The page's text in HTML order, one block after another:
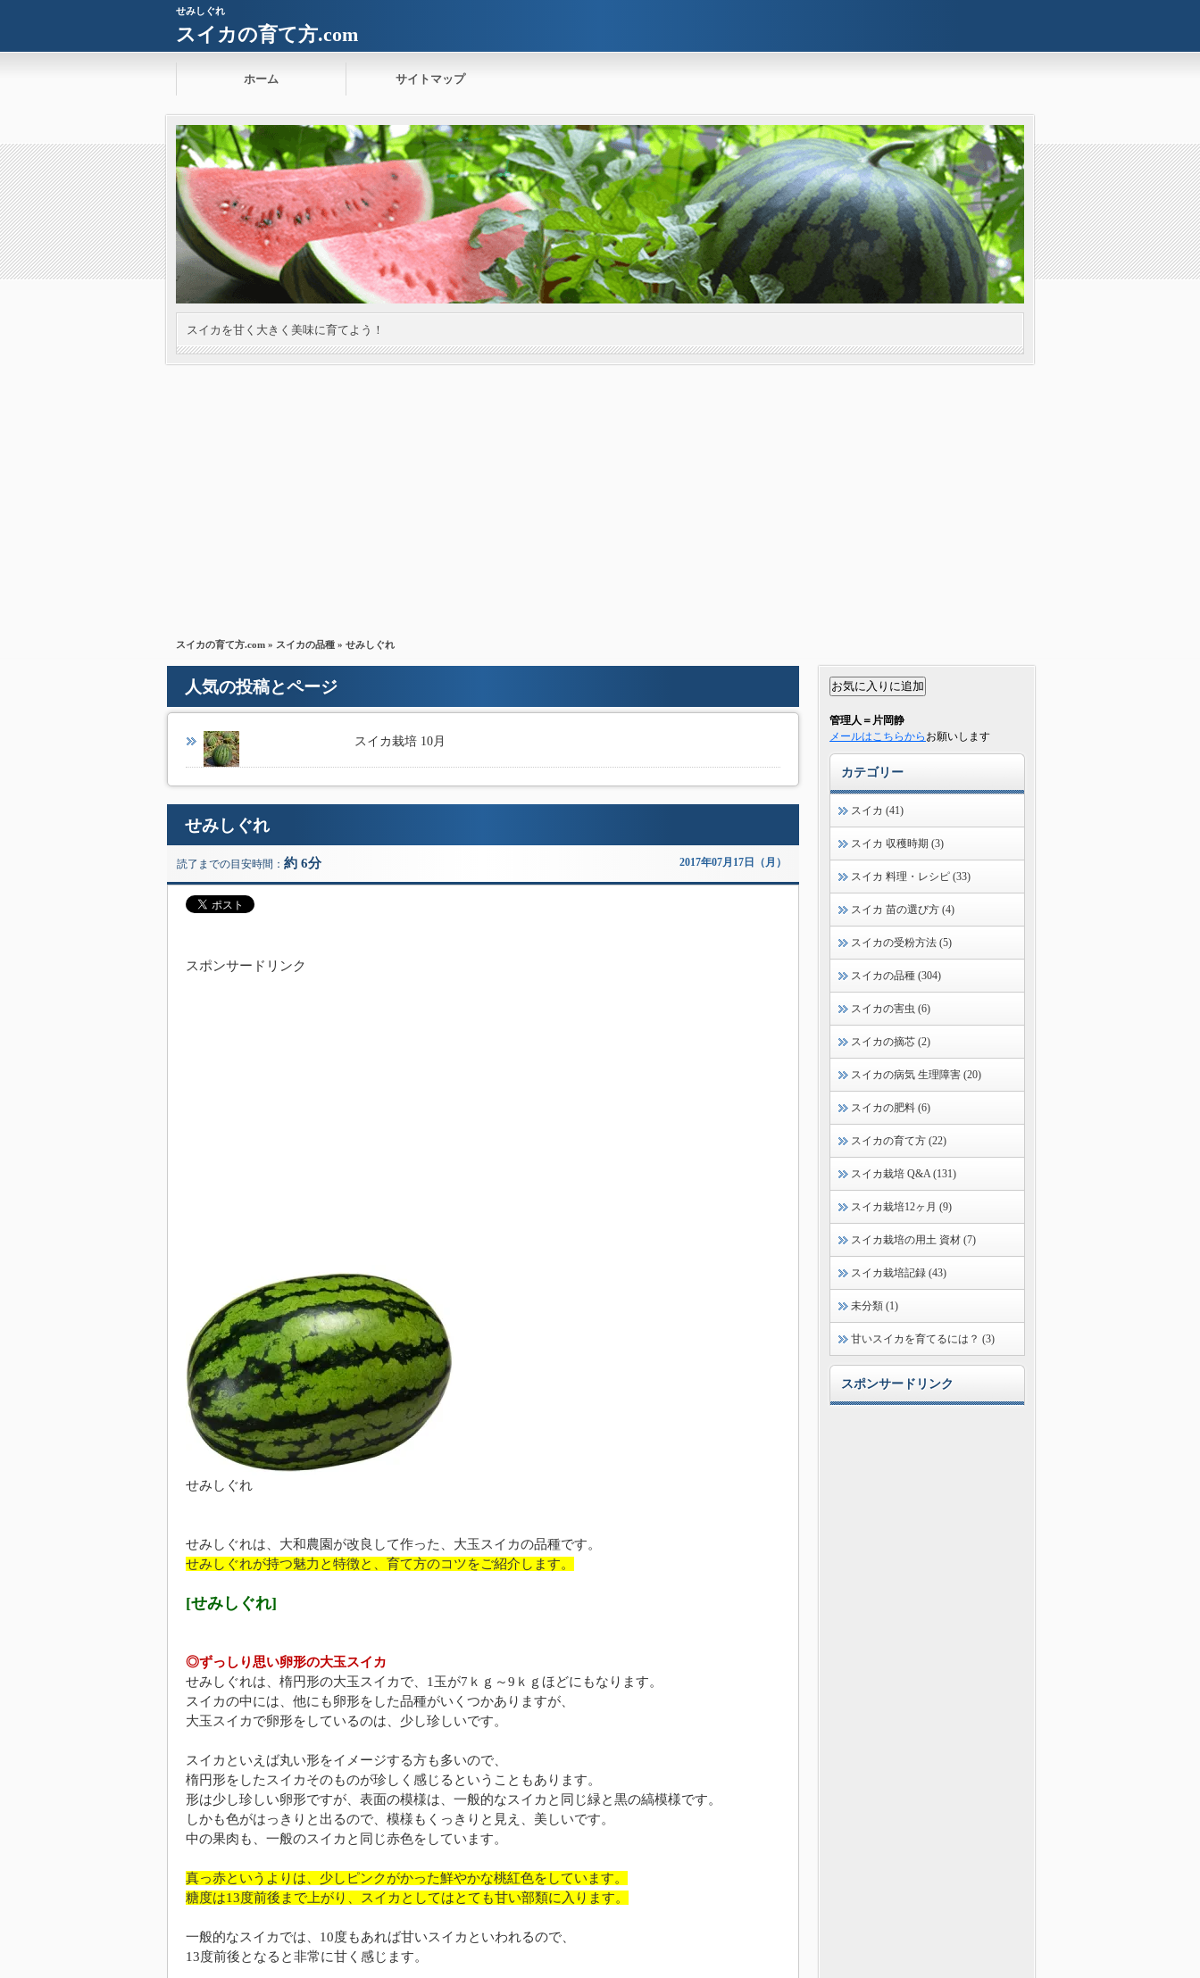
せみしぐれ
スイカの育て方.com
ホーム サイトマップ
スイカを甘く大きく美味に育てよう！
スイカの育て方.com » スイカの品種 » せみしぐれ
人気の投稿とページ
スイカ栽培 10月
せみしぐれ
読了までの目安時間： 約 6分 2017年07月17日（月）
スポンサードリンク
せみしぐれ
せみしぐれは、大和農園が改良して作った、大玉スイカの品種です。
せみしぐれが持つ魅力と特徴と、育て方のコツをご紹介します。
[せみしぐれ]
◎ずっしり思い卵形の大玉スイカ
せみしぐれは、楕円形の大玉スイカで、1玉が7ｋｇ～9ｋｇほどにもなります。
スイカの中には、他にも卵形をした品種がいくつかありますが、
大玉スイカで卵形をしているのは、少し珍しいです。
スイカといえば丸い形をイメージする方も多いので、
楕円形をしたスイカそのものが珍しく感じるということもあります。
形は少し珍しい卵形ですが、表面の模様は、一般的なスイカと同じ緑と黒の縞模様です。
しかも色がはっきりと出るので、模様もくっきりと見え、美しいです。
中の果肉も、一般のスイカと同じ赤色をしています。
真っ赤というよりは、少しピンクがかった鮮やかな桃紅色をしています。
糖度は13度前後まで上がり、スイカとしてはとても甘い部類に入ります。
一般的なスイカでは、10度もあれば甘いスイカといわれるので、
13度前後となると非常に甘く感じます。
管理人＝片岡静
メールはこちらから お願いします
カテゴリー
スイカ (41)
スイカ 収穫時期 (3)
スイカ 料理・レシピ (33)
スイカ 苗の選び方 (4)
スイカの受粉方法 (5)
スイカの品種 (304)
スイカの害虫 (6)
スイカの摘芯 (2)
スイカの病気 生理障害 (20)
スイカの肥料 (6)
スイカの育て方 (22)
スイカ栽培 Q&A (131)
スイカ栽培12ヶ月 (9)
スイカ栽培の用土 資材 (7)
スイカ栽培記録 (43)
未分類 (1)
甘いスイカを育てるには？ (3)
スポンサードリンク